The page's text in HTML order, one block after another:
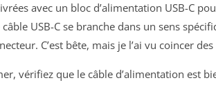
avec un bloc d’alimentation USB-C
USB-C se branche dans un sens
C’est bête, mais je l’ai vu coincer
vérifiez que le câble d’alimentation est